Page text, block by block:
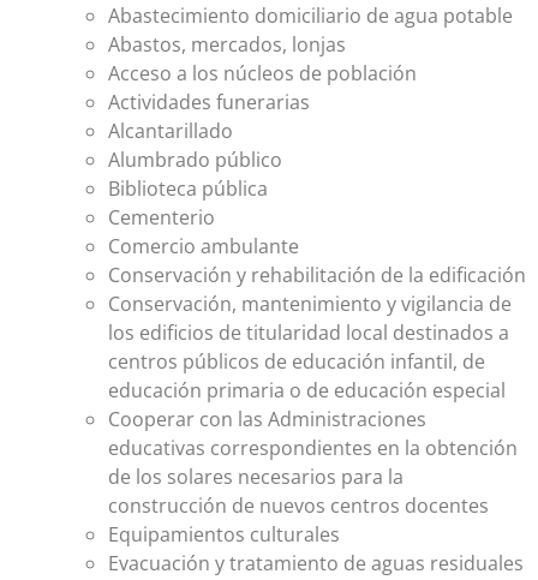
Abastecimiento domiciliario de agua potable
Abastos, mercados, lonjas
Acceso a los núcleos de población
Actividades funerarias
Alcantarillado
Alumbrado público
Biblioteca pública
Cementerio
Comercio ambulante
Conservación y rehabilitación de la edificación
Conservación, mantenimiento y vigilancia de
los edificios de titularidad local destinados a
centros públicos de educación infantil, de
educación primaria o de educación especial
Cooperar con las Administraciones
educativas correspondientes en la obtención
de los solares necesarios para la
construcción de nuevos centros docentes
Equipamientos culturales
Evacuación y tratamiento de aguas residuales